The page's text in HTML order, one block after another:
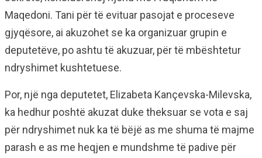
Maqedoni. Tani për të evituar pasojat e proceseve
gjyqësore, ai akuzohet se ka organizuar grupin e
deputetëve, po ashtu të akuzuar, për të mbështetur
ndryshimet kushtetuese.
Por, një nga deputetet, Elizabeta Kançevska-Milevska,
ka hedhur poshtë akuzat duke theksuar se vota e saj
për ndryshimet nuk ka të bëjë as me shuma të majme
parash e as me heqjen e mundshme të padive për